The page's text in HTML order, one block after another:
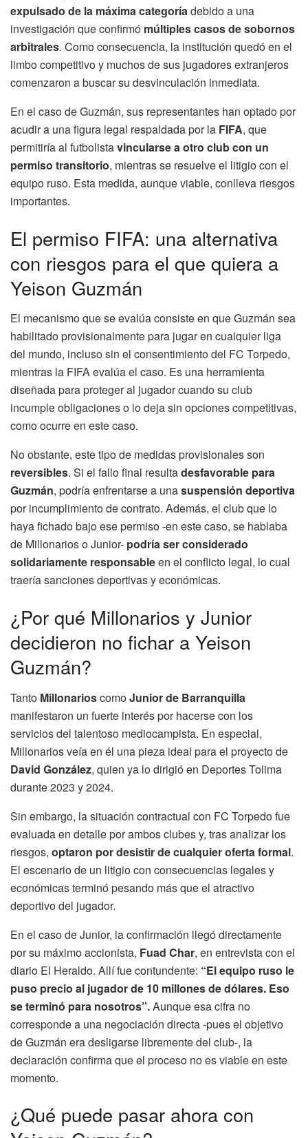
expulsado de la máxima categoríadebido a una
investigación que confirmó múltiples casos de sobornos
arbitrales. Como consecuencia, la institución quedó en el
limbo competitivo y muchos de sus jugadores extranjeros
comenzaron a buscar su desvinculación inmediata.
En el caso de Guzmán, sus representantes han optado por
acudir a una figura legal respaldada por la FIFA, que
permitiría al futbolistavincularse a otro club con un
permiso transitorio, mientras se resuelve el litigio con el
equipo ruso. Esta medida, aunque viable, conlleva riesgos
importantes.
El permiso FIFA: una alternativa
con riesgos para el que quiera a
Yeison Guzmán
El mecanismo que se evalúa consiste en que Guzmán sea
habilitado provisionalmente para jugar en cualquier liga
del mundo, incluso sin el consentimiento del FC Torpedo,
mientras la FIFA evalúa el caso. Es una herramienta
diseñada para proteger al jugador cuando su club
incumple obligaciones o lo deja sin opciones competitivas,
como ocurre en este caso.
No obstante, este tipo de medidas provisionales son
reversibles. Si el fallo final resultadesfavorable para
Guzmán, podría enfrentarse a unasuspensión deportiva
por incumplimiento de contrato. Además, el club que lo
haya fichado bajo ese permiso -en este caso, se hablaba
de Millonarios o Junior- podría ser considerado
solidariamente responsableen el conflicto legal, lo cual
traería sanciones deportivas y económicas.
¿Por qué Millonarios y Junior
decidieron no fichar a Yeison
Guzmán?
Tanto MillonarioscomoJunior de Barranquilla
manifestaron un fuerte interés por hacerse con los
servicios del talentoso mediocampista. En especial,
Millonarios veía en él una pieza ideal para el proyecto de
David González, quien ya lo dirigió en Deportes Tolima
durante 2023 y 2024.
Sin embargo, la situación contractual con FC Torpedo fue
evaluada en detalle por ambos clubes y, tras analizar los
riesgos, optaron por desistir de cualquier oferta formal.
El escenario de un litigio con consecuencias legales y
económicas terminó pesando más que el atractivo
deportivo del jugador.
En el caso de Junior, la confirmación llegó directamente
por su máximo accionista, Fuad Char, en entrevista con el
diario El Heraldo. Allí fue contundente: “El equipo ruso le
puso precio al jugador de 10 millones de dólares. Eso
se terminó para nosotros”.Aunque esa cifra no
corresponde a una negociación directa -pues el objetivo
de Guzmán era desligarse libremente del club-, la
declaración confirma que el proceso no es viable en este
momento.
¿Qué puede pasar ahora con